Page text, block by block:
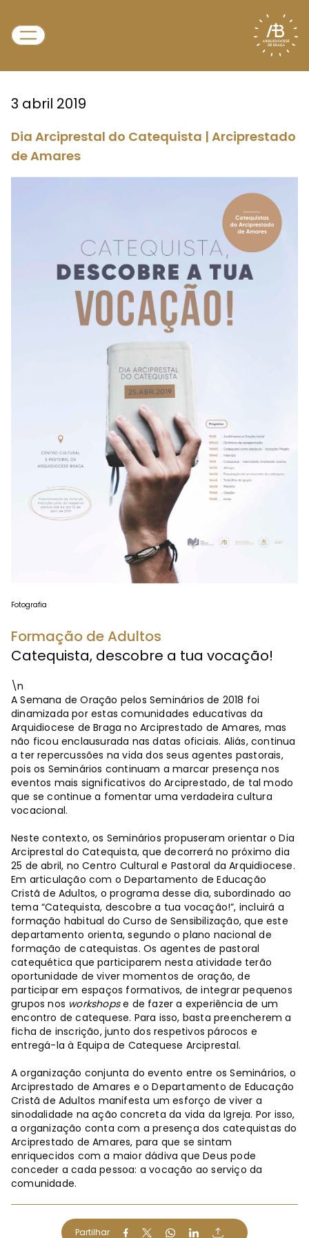
3 abril 2019
Dia Arciprestal do Catequista | Arciprestado
de Amares
Fotografia
Formação de Adultos
Catequista, descobre a tua vocação!
\n
A Semana de Oração pelos Seminários de 2018 foi
dinamizada por estas comunidades educativas da
Arquidiocese de Braga no Arciprestado de Amares, mas
não ficou enclausurada nas datas oficiais. Aliás, continua
a ter repercussões na vida dos seus agentes pastorais,
pois os Seminários continuam a marcar presença nos
eventos mais significativos do Arciprestado, de tal modo
que se continue a fomentar uma verdadeira cultura
vocacional.
Neste contexto, os Seminários propuseram orientar o Dia
Arciprestal do Catequista, que decorrerá no próximo dia
25 de abril, no Centro Cultural e Pastoral da Arquidiocese.
Em articulação com o Departamento de Educação
Cristã de Adultos, o programa desse dia, subordinado ao
tema “Catequista, descobre a tua vocação!”, incluirá a
formação habitual do Curso de Sensibilização, que este
departamento orienta, segundo o plano nacional de
formação de catequistas. Os agentes de pastoral
catequética que participarem nesta atividade terão
oportunidade de viver momentos de oração, de
participar em espaços formativos, de integrar pequenos
grupos nos workshopse de fazer a experiência de um
encontro de catequese. Para isso, basta preencherem a
ficha de inscrição, junto dos respetivos párocos e
entregá-la à Equipa de Catequese Arciprestal.
A organização conjunta do evento entre os Seminários, o
Arciprestado de Amares e o Departamento de Educação
Cristã de Adultos manifesta um esforço de viver a
sinodalidade na ação concreta da vida da Igreja. Por isso,
a organização conta com a presença dos catequistas do
Arciprestado de Amares, para que se sintam
enriquecidos com a maior dádiva que Deus pode
conceder a cada pessoa: a vocação ao serviço da
comunidade.
Partilhar